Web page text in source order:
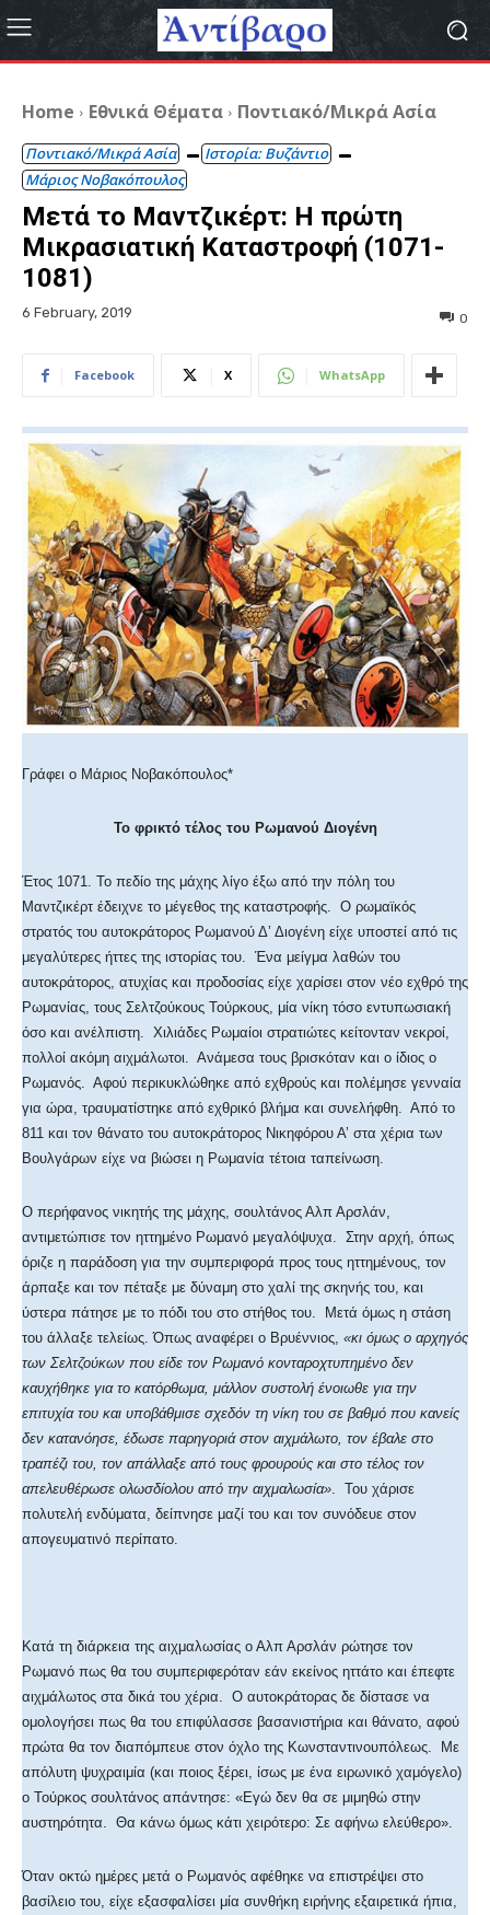
Home Εθνικά Θέματα Ποντιακό/Μικρά Ασία
Ποντιακό/Μικρά Ασία
Ιστορία: Βυζάντιο
Μάριος Νοβακόπουλος
Μετά το Μαντζικέρτ: Η πρώτη
Μικρασιατική Καταστροφή (1071-
1081)
6 February, 2019 0
Facebook X WhatsApp
Γράφει ο Μάριος Νοβακόπουλος*
Το φρικτό τέλος του Ρωμανού Διογένη
Έτος 1071. Το πεδίο της μάχης λίγο έξω από την πόλη του
Μαντζικέρτ έδειχνε το μέγεθος της καταστροφής. Ο ρωμαϊκός
στρατός του αυτοκράτορος Ρωμανού Δ’ Διογένη είχε υποστεί από τις
μεγαλύτερες ήττες της ιστορίας του. Ένα μείγμα λαθών του
αυτοκράτορος, ατυχίας και προδοσίας είχε χαρίσει στον νέο εχθρό της
Ρωμανίας, τους Σελτζούκους Τούρκους, μία νίκη τόσο εντυπωσιακή
όσο και ανέλπιστη. Χιλιάδες Ρωμαίοι στρατιώτες κείτονταν νεκροί,
πολλοί ακόμη αιχμάλωτοι. Ανάμεσα τους βρισκόταν και ο ίδιος ο
Ρωμανός. Αφού περικυκλώθηκε από εχθρούς και πολέμησε γενναία
για ώρα, τραυματίστηκε από εχθρικό βλήμα και συνελήφθη. Από το
811 και τον θάνατο του αυτοκράτορος Νικηφόρου Α’ στα χέρια των
Βουλγάρων είχε να βιώσει η Ρωμανία τέτοια ταπείνωση.
Ο περήφανος νικητής της μάχης, σουλτάνος Αλπ Αρσλάν,
αντιμετώπισε τον ηττημένο Ρωμανό μεγαλόψυχα. Στην αρχή, όπως
όριζε η παράδοση για την συμπεριφορά προς τους ηττημένους, τον
άρπαξε και τον πέταξε με δύναμη στο χαλί της σκηνής του, και
ύστερα πάτησε με το πόδι του στο στήθος του. Μετά όμως η στάση
του άλλαξε τελείως. Όπως αναφέρει ο Βρυέννιος, «κι όμως ο αρχηγός
των Σελτζούκων που είδε τον Ρωμανό κονταροχτυπημένο δεν
καυχήθηκε για το κατόρθωμα, μάλλον συστολή ένοιωθε για την
επιτυχία του και υποβάθμισε σχεδόν τη νίκη του σε βαθμό που κανείς
δεν κατανόησε, έδωσε παρηγοριά στον αιχμάλωτο, τον έβαλε στο
τραπέζι του, τον απάλλαξε από τους φρουρούς και στο τέλος τον
απελευθέρωσε ολωσδίολου από την αιχμαλωσία». Του χάρισε
πολυτελή ενδύματα, δείπνησε μαζί του και τον συνόδευε στον
απογευματινό περίπατο.
Κατά τη διάρκεια της αιχμαλωσίας ο Αλπ Αρσλάν ρώτησε τον
Ρωμανό πως θα του συμπεριφερόταν εάν εκείνος ηττάτο και έπεφτε
αιχμάλωτος στα δικά του χέρια. Ο αυτοκράτορας δε δίστασε να
ομολογήσει πως θα του επιφύλασσε βασανιστήρια και θάνατο, αφού
πρώτα θα τον διαπόμπευε στον όχλο της Κωνσταντινουπόλεως. Με
απόλυτη ψυχραιμία (και ποιος ξέρει, ίσως με ένα ειρωνικό χαμόγελο)
ο Τούρκος σουλτάνος απάντησε: «Εγώ δεν θα σε μιμηθώ στην
αυστηρότητα. Θα κάνω όμως κάτι χειρότερο: Σε αφήνω ελεύθερο».
Όταν οκτώ ημέρες μετά ο Ρωμανός αφέθηκε να επιστρέψει στο
βασίλειο του, είχε εξασφαλίσει μία συνθήκη ειρήνης εξαιρετικά ήπια,